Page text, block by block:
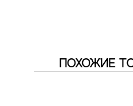
ПОХОЖИЕ